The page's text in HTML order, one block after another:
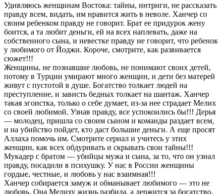
Удивляюсь женщинам Востока: тайны, интриги, не рассказать
правду всем, видать, им нравится жить в неволе. Ханчер со
своим ребенком правду не говорит. Брат ее придурок жену
боится, а та любит деньги, ей на всех наплевать, даже на
собственного сына, и невестке правду не говорит, что ребенок
у любимого от Йоджи. Короче, смотрите, как развивается
сюжет!!!
Женщины, не познавшие любовь, не понимают своих детей,
потому в Турции умирают много женщин, и дети без матерей
живут с пустотой в душе. Богатство толкает людей на
преступление, и зависть бедных толкает на шантаж. Ханчер
такая эгоистка, только о себе думает, из-за нее страдает Мелих
со своей любимой. Узнав правду, все успокоились бы!!! Дерья
— молодец, пришла со своим сыном и команды раздает всем,
и на убийство пойдет, кто даст большие деньги. А еще просят
Аллаха помочь им. Смотрите сериал и учитесь у этих
женщин, как всех обдуривать и скрывать свои тайны!!!
Мукадер с братом — убийцы мужа и сына, за то, что он узнал
правду, посадили в психушку. У нас в России женщины
гордые, честные, и любовь у нас взаимная!!!
Ханчер собирается замуж и обманывает любимого — это не
любовь. Она Мелиху жизнь разбила, а держится за богатство,